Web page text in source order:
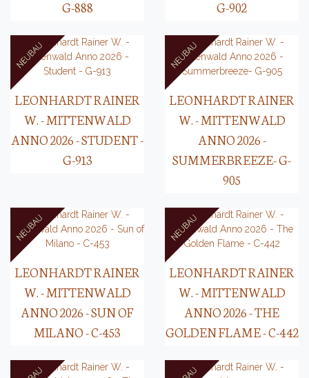
G-888
G-902
LEONHARDT RAINER
W. - MITTENWALD
ANNO 2026 - STUDENT -
G-913
LEONHARDT RAINER
W. - MITTENWALD
ANNO 2026 -
SUMMERBREEZE- G-
905
LEONHARDT RAINER
W. - MITTENWALD
ANNO 2026 - SUN OF
MILANO - C-453
LEONHARDT RAINER
W. - MITTENWALD
ANNO 2026 - THE
GOLDEN FLAME - C-442